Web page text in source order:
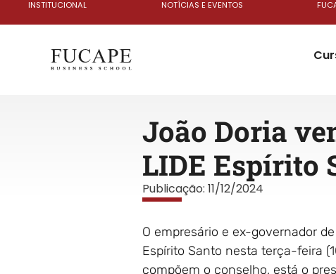
INSTITUCIONAL NOTÍCIAS E EVENTOS
João Doria
LIDE Espírito
Publicação: 11/12/2024
O empresário e ex-governador
Espírito Santo nesta terça-feira
compõem o conselho, está o